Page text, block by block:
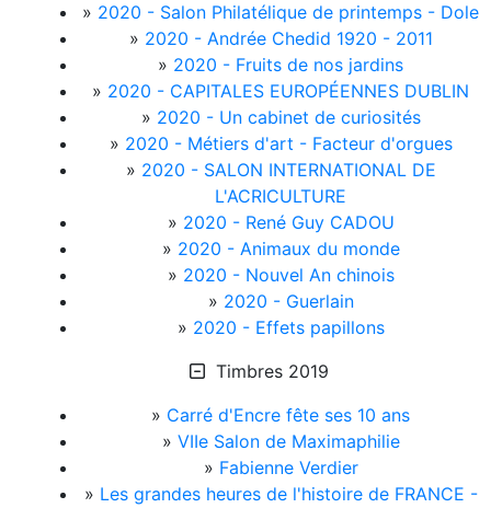
» 2020 - Salon Philatélique de printemps - Dole
» 2020 - Andrée Chedid 1920 - 2011
» 2020 - Fruits de nos jardins
» 2020 - CAPITALES EUROPÉENNES DUBLIN
» 2020 - Un cabinet de curiosités
» 2020 - Métiers d'art - Facteur d'orgues
» 2020 - SALON INTERNATIONAL DE
L'ACRICULTURE
» 2020 - René Guy CADOU
» 2020 - Animaux du monde
» 2020 - Nouvel An chinois
» 2020 - Guerlain
» 2020 - Effets papillons
Timbres 2019
» Carré d'Encre fête ses 10 ans
» VIIe Salon de Maximaphilie
» Fabienne Verdier
» Les grandes heures de l'histoire de FRANCE -